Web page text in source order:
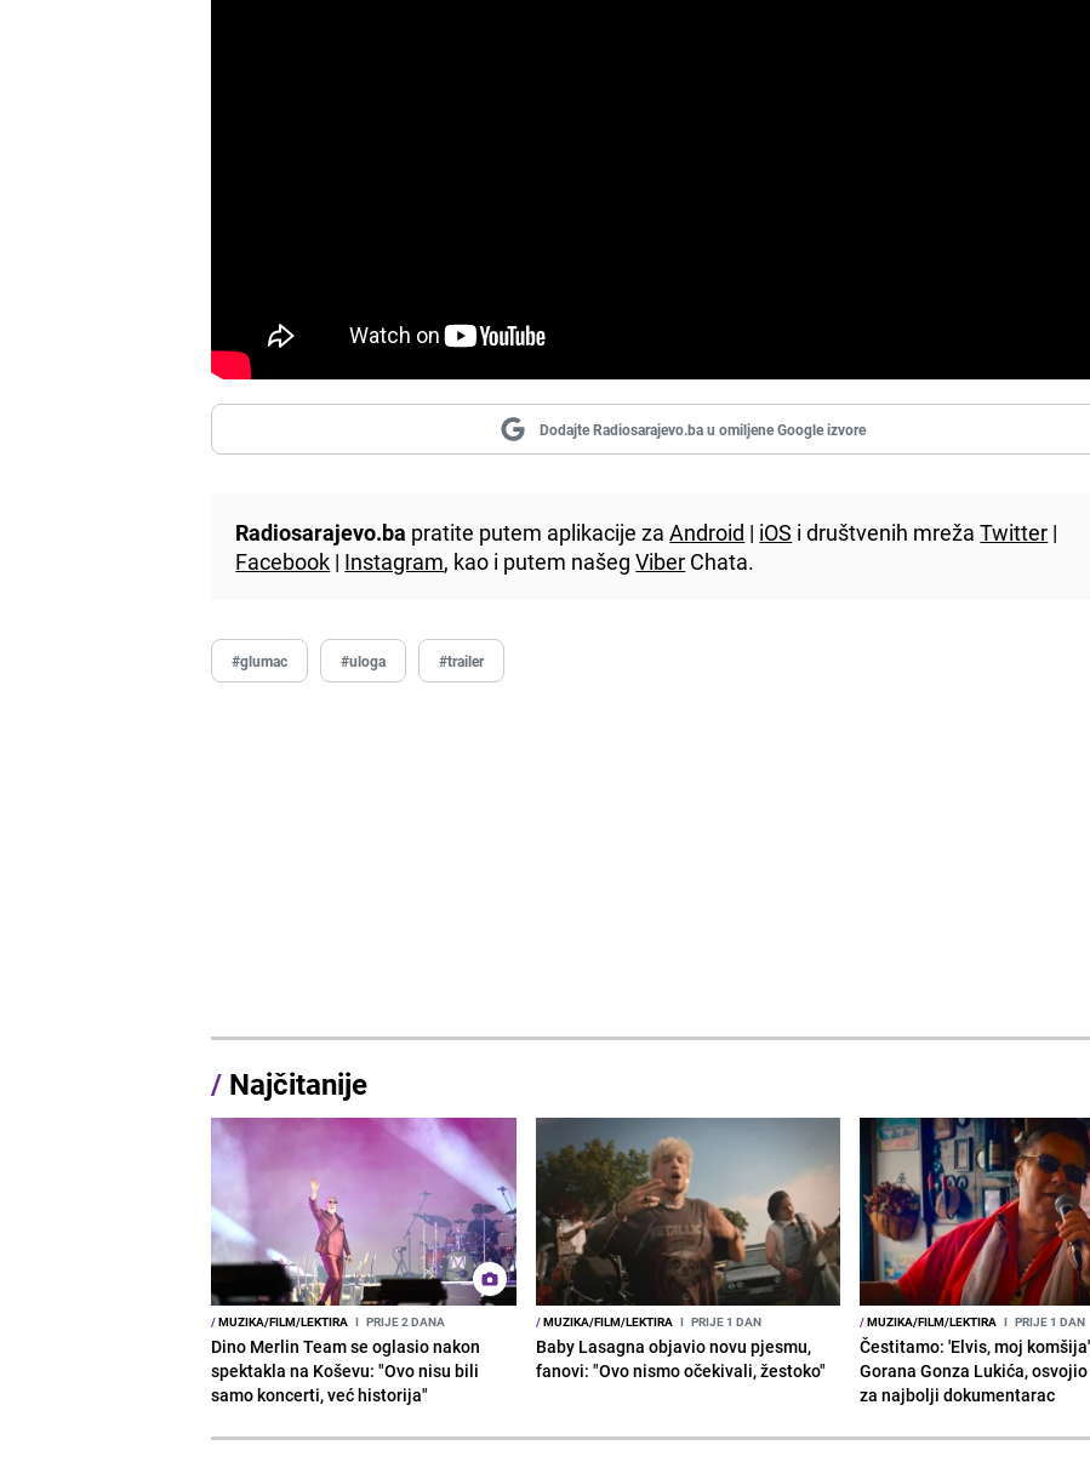
Dodajte Radiosarajevo.ba u omiljene Google izvore
Radiosarajevo.ba pratite putem aplikacije zaAndroid | iOS i društvenih mrežaTwitter |
Facebook | Instagram, kao i putem našegViber Chata.
#glumac #uloga #trailer
/ Najčitanije
/MUZIKA/FILM/LEKTIRA I PRIJE 2 DANA
Dino Merlin Team se oglasio nakon
spektakla na Koševu: "Ovo nisu bili
samo koncerti, već historija"
/MUZIKA/FILM/LEKTIRA I PRIJE 1 DAN
Baby Lasagna objavio novu pjesmu,
fanovi: "Ovo nismo očekivali, žestoko"
/MUZIKA/FILM/LEKTIRA I PRIJE 1 DAN
Čestitamo: 'Elvis, moj
Gorana Gonza Lukića,
za najbolji dokumentarac